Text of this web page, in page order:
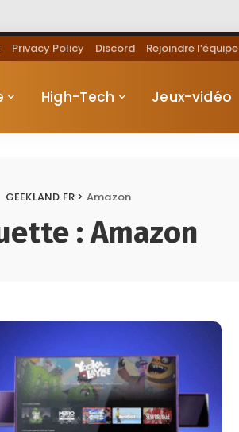
Privacy Policy Discord Rejoindre l’équipe
High-Tech Jeux-vidéo
GEEKLAND.FR > Amazon
:Amazon